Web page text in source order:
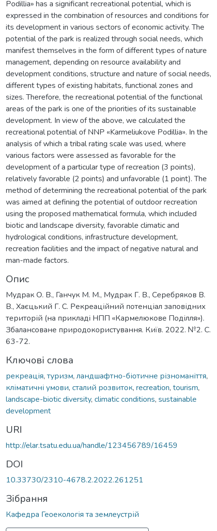
Podillia» has a significant recreational potential, which is
expressed in the combination of resources and conditions for
its development in various sectors of economic activity. The
potential of the park is realized through social needs, which
manifest themselves in the form of different types of nature
management, depending on resource availability and
development conditions, structure and nature of social needs,
different types of existing habitats, functional zones and
sizes. Therefore, the recreational potential of the functional
areas of the park is one of the priorities of its sustainable
development. In view of the above, we calculated the
recreational potential of NNP «Karmeliukove Podillia». In the
analysis of which a tribal rating scale was used, where
various factors were assessed as favorable for the
development of a particular type of recreation (3 points),
relatively favorable (2 points) and unfavorable (1 point). The
method of determining the recreational potential of the park
was aimed at defining the potential of outdoor recreation
using the proposed mathematical formula, which included
biotic and landscape diversity, favorable climatic and
hydrological conditions, infrastructure development,
recreation facilities and the impact of negative natural and
man-made factors.
Опис
Мудрак О. В., Ганчук М. М., Мудрак Г. В., Серебряков В.
В., Хаєцький Г. С. Рекреаційний потенціал заповідних
територій (на прикладі НПП «Кармелюкове Поділля»).
Збалансоване природокористування. Київ. 2022. №2. С.
63-72.
Ключові слова
рекреація, туризм, ландшафтно-біотичне різноманіття,
кліматичні умови, сталий розвиток, recreation, tourism,
landscape-biotic diversity, climatic conditions, sustainable
development
URI
http://elar.tsatu.edu.ua/handle/123456789/16459
DOI
10.33730/2310-4678.2.2022.261251
Зібрання
Кафедра Геоекологія та землеустрій